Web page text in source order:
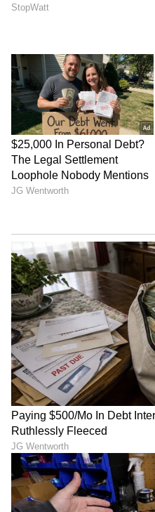
6
ಲಂಕಾ ಮಾಜಿ ವೇಗದ
ಇಂಡಿಯನ್ಸ್ ತಂಡವು 5 ಬಾರಿ
ಪ್ರಮುಖ ಪಾತ್ರವಹಿಸಿದ್ದಾರೆ.
ಇಂಡಿಯನ್ಸ್ ಪರ ಮಾಲಿಂಗ
170 ವಿಕೆಟ್ ಕಬಳಿಸುವ
ವಿಕೆಟ್‌ ಕಬಳಿಸಿದ ಬೌಲರ್
ತನ್ನದಾಗಿಸಿಕೊಂಡಿದ್ದಾರೆ.